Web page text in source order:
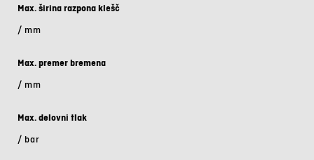
Max. širina razpona klešč
/ mm
Max. premer bremena
/ mm
Max. delovni tlak
/ bar